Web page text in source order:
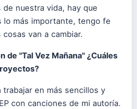
de nuestra vida, hay que
lo más importante, tengo fe
van a cambiar.
de "Tal Vez Mañana" ¿Cuáles
trabajar en más sencillos y
con canciones de mi autoría.